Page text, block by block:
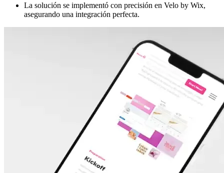
La solución se implementó con precisión en Velo by Wix,
asegurando una integración perfecta.